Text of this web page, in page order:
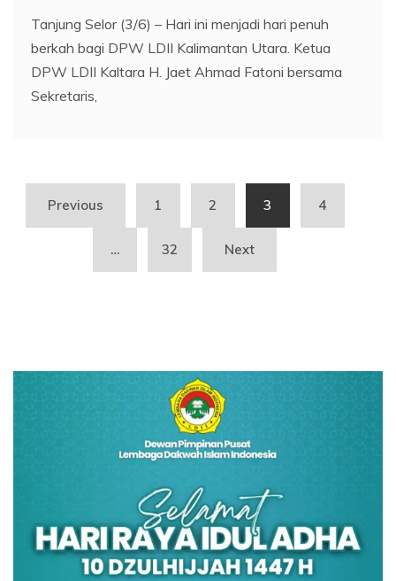
Tanjung Selor (3/6) – Hari ini menjadi hari penuh
berkah bagi DPW LDII Kalimantan Utara. Ketua
DPW LDII Kaltara H. Jaet Ahmad Fatoni bersama
Sekretaris,
Posts
pagination
Previous 1 2 3 4
… 32 Next